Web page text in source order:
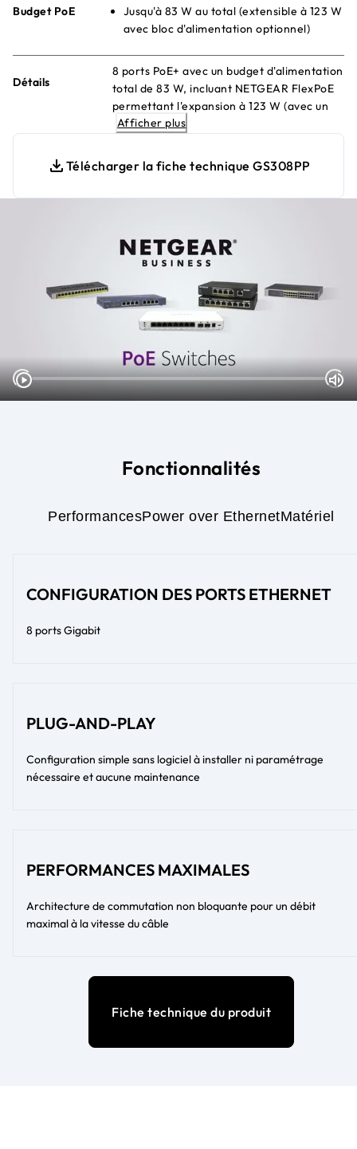
Budget PoE
Jusqu'à 83 W au total (extensible à 123 W
avec bloc d'alimentation optionnel)
Détails
8 ports PoE+ avec un budget d'alimentation
total de 83 W, incluant NETGEAR FlexPoE
permettant l'expansion à 123 W (avec un
module d'alimentation acheté séparément)
Afficher plus
Télécharger la fiche technique GS308PP
Fonctionnalités
PerformancesPower over EthernetMatériel
CONFIGURATION DES PORTS ETHERNET
8 ports Gigabit
PLUG-AND-PLAY
Configuration simple sans logiciel à installer ni paramétrage
nécessaire et aucune maintenance
PERFORMANCES MAXIMALES
Architecture de commutation non bloquante pour un débit
maximal à la vitesse du câble
Fiche technique du produit